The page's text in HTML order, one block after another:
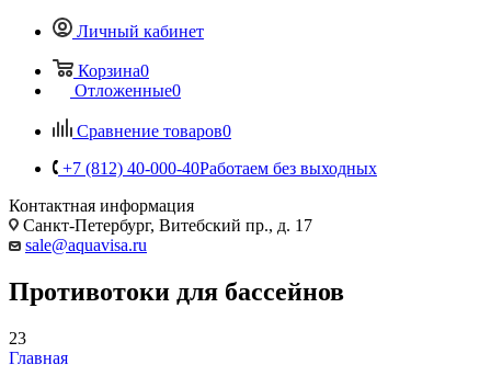
Личный кабинет
Корзина0
Отложенные0
Сравнение товаров0
+7 (812) 40-000-40Работаем без выходных
Контактная информация
Санкт-Петербург, Витебский пр., д. 17
sale@aquavisa.ru
Противотоки для бассейнов
23
Главная